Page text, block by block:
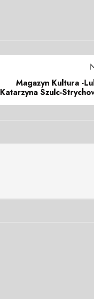
Magazyn Kultura -
Katarzyna Szulc-